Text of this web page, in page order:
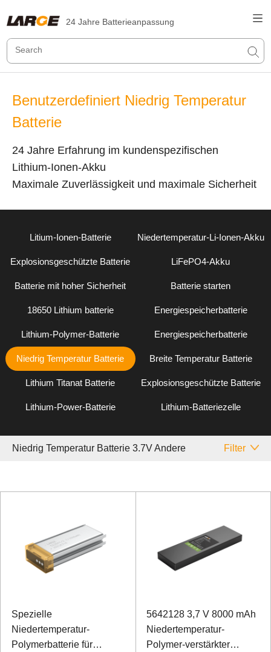
24 Jahre Batterieanpassung
Benutzerdefiniert Niedrig Temperatur
Batterie
24 Jahre Erfahrung im kundenspezifischen
Lithium-Ionen-Akku
Maximale Zuverlässigkeit und maximale Sicherheit
Litium-Ionen-Batterie Niedertemperatur-Li-Ionen-Akku
Explosionsgeschützte Batterie LiFePO4-Akku
Batterie mit hoher Sicherheit Batterie starten
18650 Lithium batterie Energiespeicherbatterie
Lithium-Polymer-Batterie Energiespeicherbatterie
Niedrig Temperatur Batterie Breite Temperatur Batterie
Lithium Titanat Batterie Explosionsgeschützte Batterie
Lithium-Power-Batterie Lithium-Batteriezelle
Niedrig Temperatur Batterie 3.7V Andere Filter
Spezielle
Niedertemperatur-
Polymerbatterie für
5642128 3,7 V 8000 mAh
Niedertemperatur-
Polymer-verstärkter